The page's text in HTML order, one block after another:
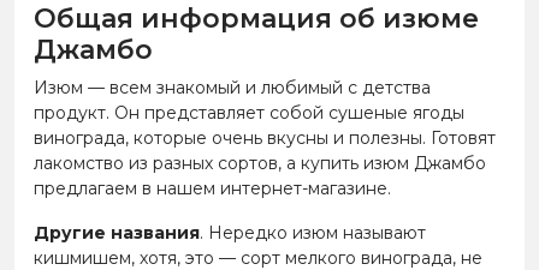
Общая информация об изюме
Джамбо
Изюм — всем знакомый и любимый с детства
продукт. Он представляет собой сушеные ягоды
винограда, которые очень вкусны и полезны. Готовят
лакомство из разных сортов, а купить изюм Джамбо
предлагаем в нашем интернет-магазине.
Другие названия. Нередко изюм называют
кишмишем, хотя, это — сорт мелкого винограда, не